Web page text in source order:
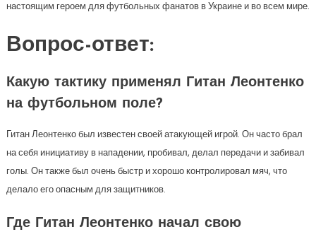
настоящим героем для футбольных фанатов в Украине и во всем мире.
Вопрос-ответ:
Какую тактику применял Гитан Леонтенко
на футбольном поле?
Гитан Леонтенко был известен своей атакующей игрой. Он часто брал
на себя инициативу в нападении, пробивал, делал передачи и забивал
голы. Он также был очень быстр и хорошо контролировал мяч, что
делало его опасным для защитников.
Где Гитан Леонтенко начал свою